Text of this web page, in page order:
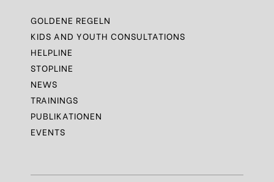
GOLDENE REGELN
KIDS AND YOUTH CONSULTATIONS
HELPLINE
STOPLINE
NEWS
TRAININGS
PUBLIKATIONEN
EVENTS